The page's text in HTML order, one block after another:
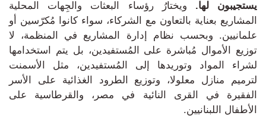
يستجيبون لها.
ويختارُ رؤساء البعثات والجِهات المحلية
المشاريع بعناية بالتعاون مع الشركاء، سواء كانوا مُكرّسين أو
علمانيين. وبحسب نظام إدارة المشاريع في المنظمة، لا
توزيع الأموال مُباشرة على المُستفيدين، بل يتم استخدامها
لشراء المواد وتوريدها إلى المُستفيدين، مثل الأسمنت
لترميم منازل معلولا، وتوزيع الطرود الغذائية على الأسر
الفقيرة في القرى النائية في مصر، والقرطاسية على
الأطفال اللبنانيين.